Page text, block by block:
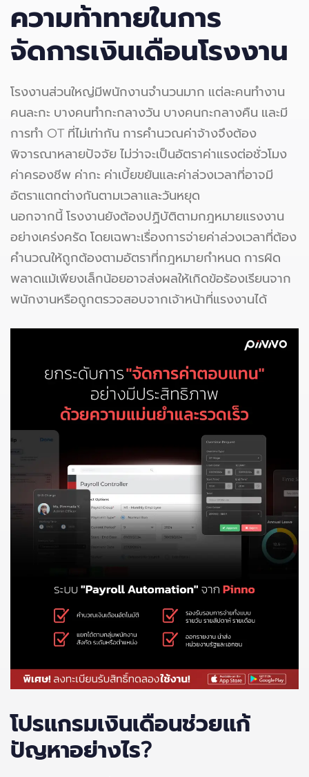
ความท้าทายในการ
จัดการเงินเดือนโรงงาน
โรงงานส่วนใหญ่มีพนักงานจำนวนมาก แต่ละคนทำงาน
คนละกะ บางคนทำกะกลางวัน บางคนกะกลางคืน และมี
การทำ OT ที่ไม่เท่ากัน การคำนวณค่าจ้างจึงต้อง
พิจารณาหลายปัจจัย ไม่ว่าจะเป็นอัตราค่าแรงต่อชั่วโมง
ค่าครองชีพ ค่ากะ ค่าเบี้ยขยันและค่าล่วงเวลาที่อาจมี
อัตราแตกต่างกันตามเวลาและวันหยุด
นอกจากนี้ โรงงานยังต้องปฏิบัติตามกฎหมายแรงงาน
อย่างเคร่งครัด โดยเฉพาะเรื่องการจ่ายค่าล่วงเวลาที่ต้อง
คำนวณให้ถูกต้องตามอัตราที่กฎหมายกำหนด การผิด
พลาดแม้เพียงเล็กน้อยอาจส่งผลให้เกิดข้อร้องเรียนจาก
พนักงานหรือถูกตรวจสอบจากเจ้าหน้าที่แรงงานได้
โปรแกรมเงินเดือนช่วยแก้
ปัญหาอย่างไร?